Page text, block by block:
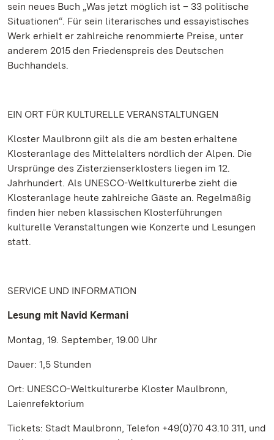
sein neues Buch „Was jetzt möglich ist – 33 politische
Situationen“. Für sein literarisches und essayistisches
Werk erhielt er zahlreiche renommierte Preise, unter
anderem 2015 den Friedenspreis des Deutschen
Buchhandels.
EIN ORT FÜR KULTURELLE VERANSTALTUNGEN
Kloster Maulbronn gilt als die am besten erhaltene
Klosteranlage des Mittelalters nördlich der Alpen. Die
Ursprünge des Zisterzienserklosters liegen im 12.
Jahrhundert. Als UNESCO-Weltkulturerbe zieht die
Klosteranlage heute zahlreiche Gäste an. Regelmäßig
finden hier neben klassischen Klosterführungen
kulturelle Veranstaltungen wie Konzerte und Lesungen
statt.
SERVICE UND INFORMATION
Lesung mit Navid Kermani
Montag, 19. September, 19.00 Uhr
Dauer: 1,5 Stunden
Ort: UNESCO-Weltkulturerbe Kloster Maulbronn,
Laienrefektorium
Tickets: Stadt Maulbronn, Telefon +49(0)70 43.10 311, und